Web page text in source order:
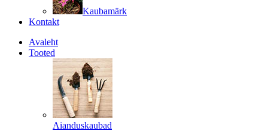
Kaubamärk
Kontakt
Avaleht
Tooted
Aianduskaubad